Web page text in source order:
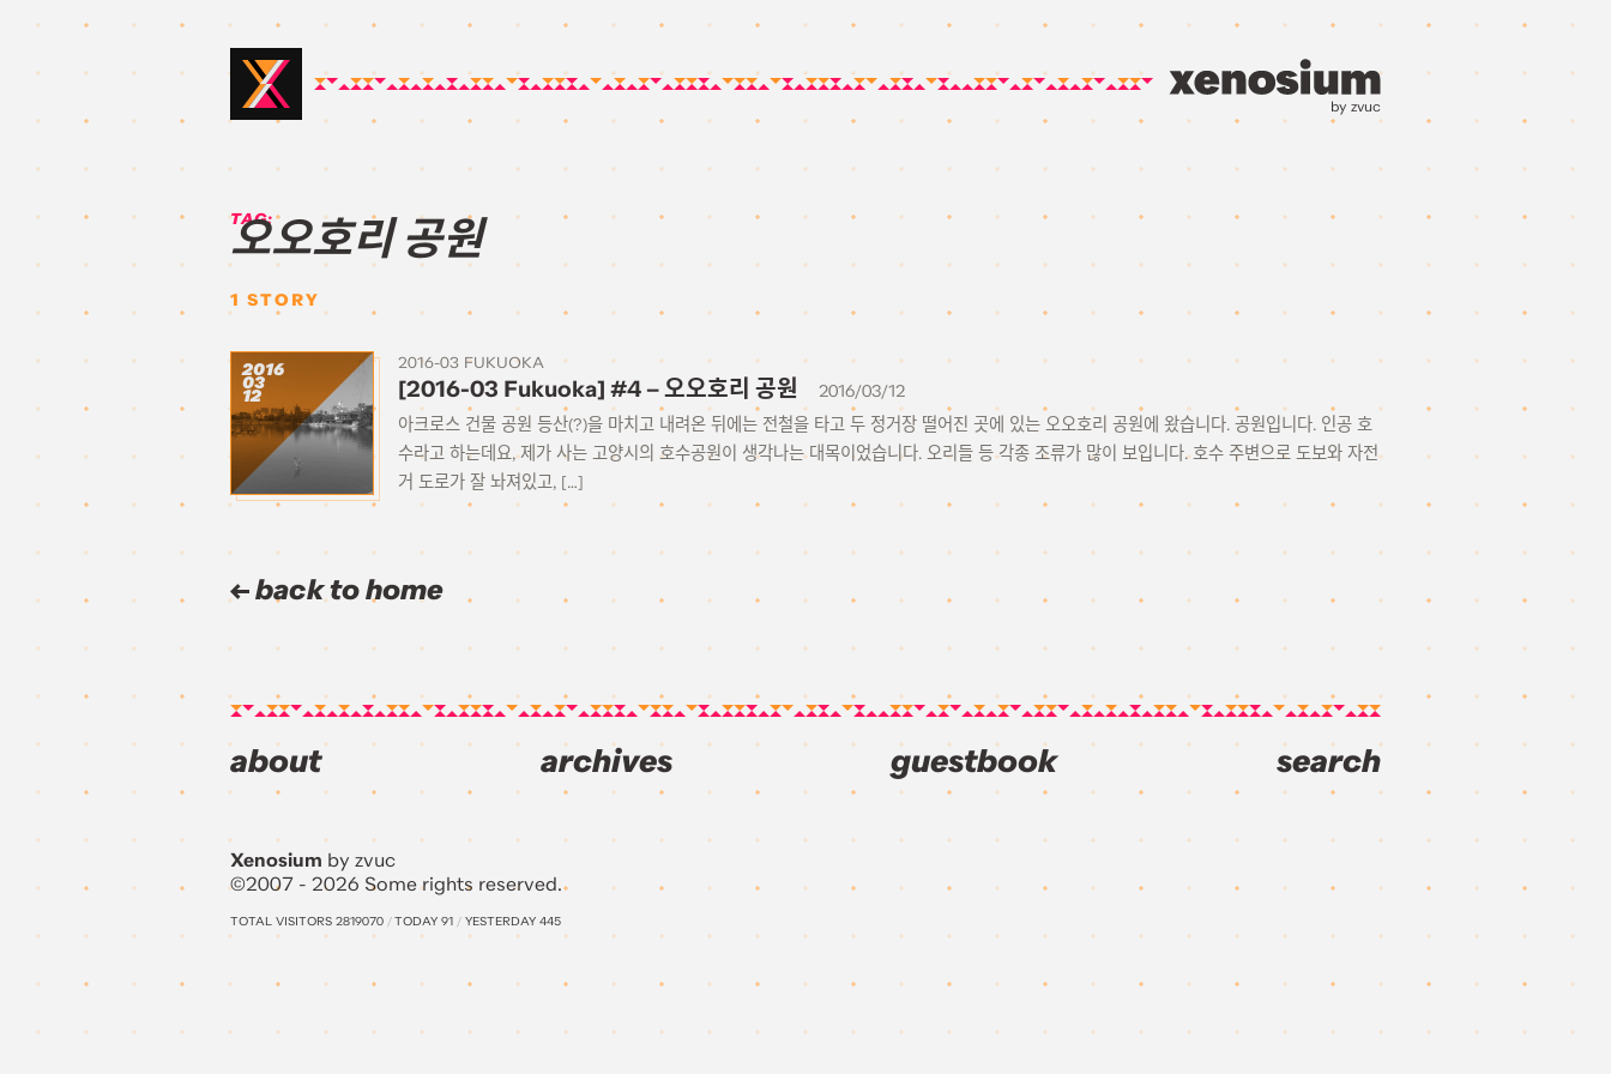
by zvuc
TAG:
오오호리 공원
1 STORY
2016
03
12
2016-03 FUKUOKA
[2016-03 Fukuoka] #4 – 오오호리 공원
2016/03/12
아크로스 건물 공원 등산(?)을 마치고 내려온 뒤에는 전철을 타고 두 정거장 떨어진 곳에 있는 오오호리 공원에 왔습니다. 공원입니다. 인공 호
수라고 하는데요, 제가 사는 고양시의 호수공원이 생각나는 대목이었습니다. 오리들 등 각종 조류가 많이 보입니다. 호수 주변으로 도보와 자전
거 도로가 잘 놔져있고, […]
back to home
about archives guestbook search
Xenosium by zvuc
©2007 - 2026 Some rights reserved.
TOTAL VISITORS 2819070 /TODAY 91 / YESTERDAY 445